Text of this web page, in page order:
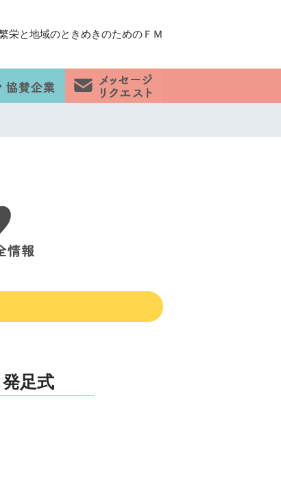
栄と地域のときめきのためのＦＭ
足式